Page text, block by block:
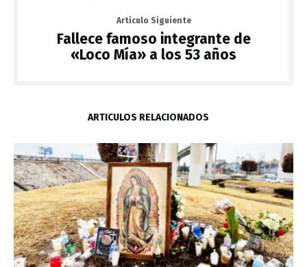
Artículo Siguiente
Fallece famoso integrante de
«Loco Mía» a los 53 años
ARTÍCULOS RELACIONADOS